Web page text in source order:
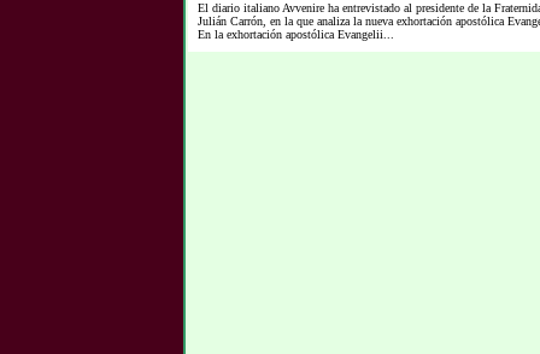
El diario italiano Avvenire ha entrevistado al presidente de la
Julián Carrón, en la que analiza la nueva exhortación apostólica
En la exhortación apostólica Evangelii...